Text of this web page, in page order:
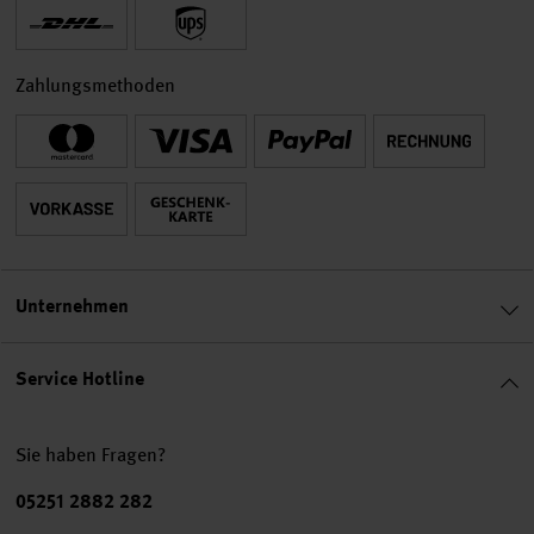
Service Hotline
Sie haben Fragen?
Telefonnummer
05251 2882 282
Zahlungsmethoden
Unternehmen